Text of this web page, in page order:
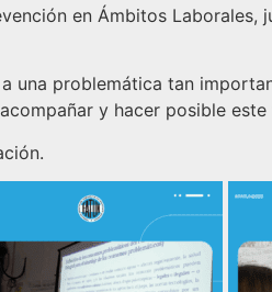
en Ámbitos Laborales,
problemática tan
y hacer posible